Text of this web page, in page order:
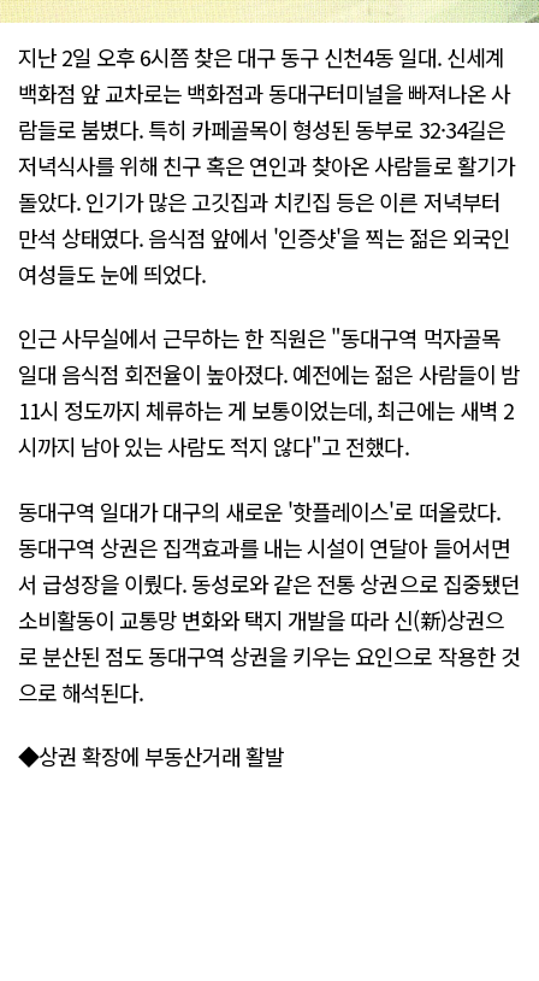
지난 2일 오후 6시쯤 찾은 대구 동구 신천4동 일대. 신세계
백화점 앞 교차로는 백화점과 동대구터미널을 빠져나온 사
람들로 붐볐다. 특히 카페골목이 형성된 동부로 32·34길은
저녁식사를 위해 친구 혹은 연인과 찾아온 사람들로 활기가
돌았다. 인기가 많은 고깃집과 치킨집 등은 이른 저녁부터
만석 상태였다. 음식점 앞에서 '인증샷'을 찍는 젊은 외국인
여성들도 눈에 띄었다.
인근 사무실에서 근무하는 한 직원은 "동대구역 먹자골목
일대 음식점 회전율이 높아졌다. 예전에는 젊은 사람들이 밤
11시 정도까지 체류하는 게 보통이었는데, 최근에는 새벽 2
시까지 남아 있는 사람도 적지 않다"고 전했다.
동대구역 일대가 대구의 새로운 '핫플레이스'로 떠올랐다.
동대구역 상권은 집객효과를 내는 시설이 연달아 들어서면
서 급성장을 이뤘다. 동성로와 같은 전통 상권으로 집중됐던
소비활동이 교통망 변화와 택지 개발을 따라 신(新)상권으
로 분산된 점도 동대구역 상권을 키우는 요인으로 작용한 것
으로 해석된다.
◆상권 확장에 부동산거래 활발